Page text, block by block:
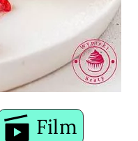
Film